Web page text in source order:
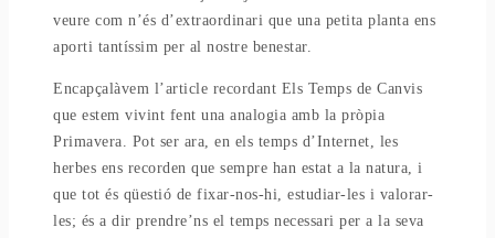
veure com n’és d’extraordinari que una petita planta ens
aporti tantíssim per al nostre benestar.
Encapçalàvem l’article recordant Els Temps de Canvis
que estem vivint fent una analogia amb la pròpia
Primavera. Pot ser ara, en els temps d’Internet, les
herbes ens recorden que sempre han estat a la natura, i
que tot és qüestió de fixar-nos-hi, estudiar-les i valorar-
les; és a dir prendre’ns el temps necessari per a la seva